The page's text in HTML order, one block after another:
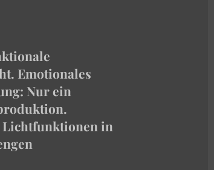
Emotionales
Nur ein
Lichtfunktionen in